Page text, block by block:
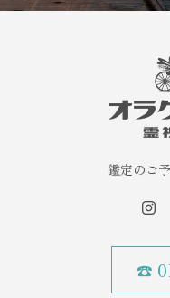
鑑定のご
☎